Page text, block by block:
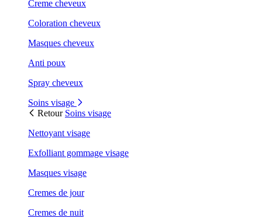
Creme cheveux
Coloration cheveux
Masques cheveux
Anti poux
Spray cheveux
Soins visage
Retour Soins visage
Nettoyant visage
Exfolliant gommage visage
Masques visage
Cremes de jour
Cremes de nuit